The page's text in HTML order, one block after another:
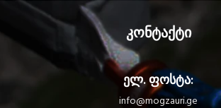
კონტაქტი
ელ. ფოსტა:
info@mogzauri.ge